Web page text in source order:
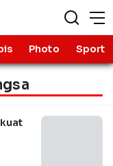
Photo Sport